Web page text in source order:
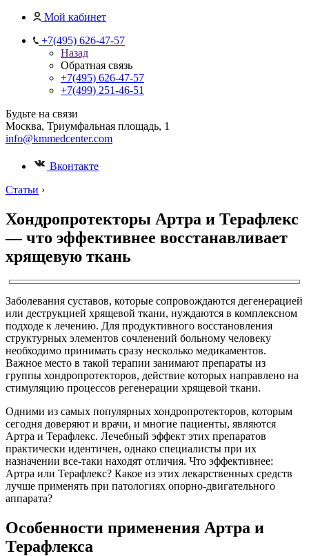
Мой кабинет
+7(495) 626-47-57
Назад
Обратная связь
+7(495) 626-47-57
+7(499) 251-46-51
Будьте на связи
Москва, Триумфальная площадь, 1
info@kmmedcenter.com
Вконтакте
Статьи ›
Хондропротекторы Артра и Терафлекс
— что эффективнее восстанавливает
хрящевую ткань
Заболевания суставов, которые сопровождаются дегенерацией
или деструкцией хрящевой ткани, нуждаются в комплексном
подходе к лечению. Для продуктивного восстановления
структурных элементов сочленений больному человеку
необходимо принимать сразу несколько медикаментов.
Важное место в такой терапии занимают препараты из
группы хондропротекторов, действие которых направлено на
стимуляцию процессов регенерации хрящевой ткани.
Одними из самых популярных хондропротекторов, которым
сегодня доверяют и врачи, и многие пациенты, являются
Артра и Терафлекс. Лечебный эффект этих препаратов
практически идентичен, однако специалисты при их
назначении все-таки находят отличия. Что эффективнее:
Артра или Терафлекс? Какое из этих лекарственных средств
лучше применять при патологиях опорно-двигательного
аппарата?
Особенности применения Артра и
Терафлекса